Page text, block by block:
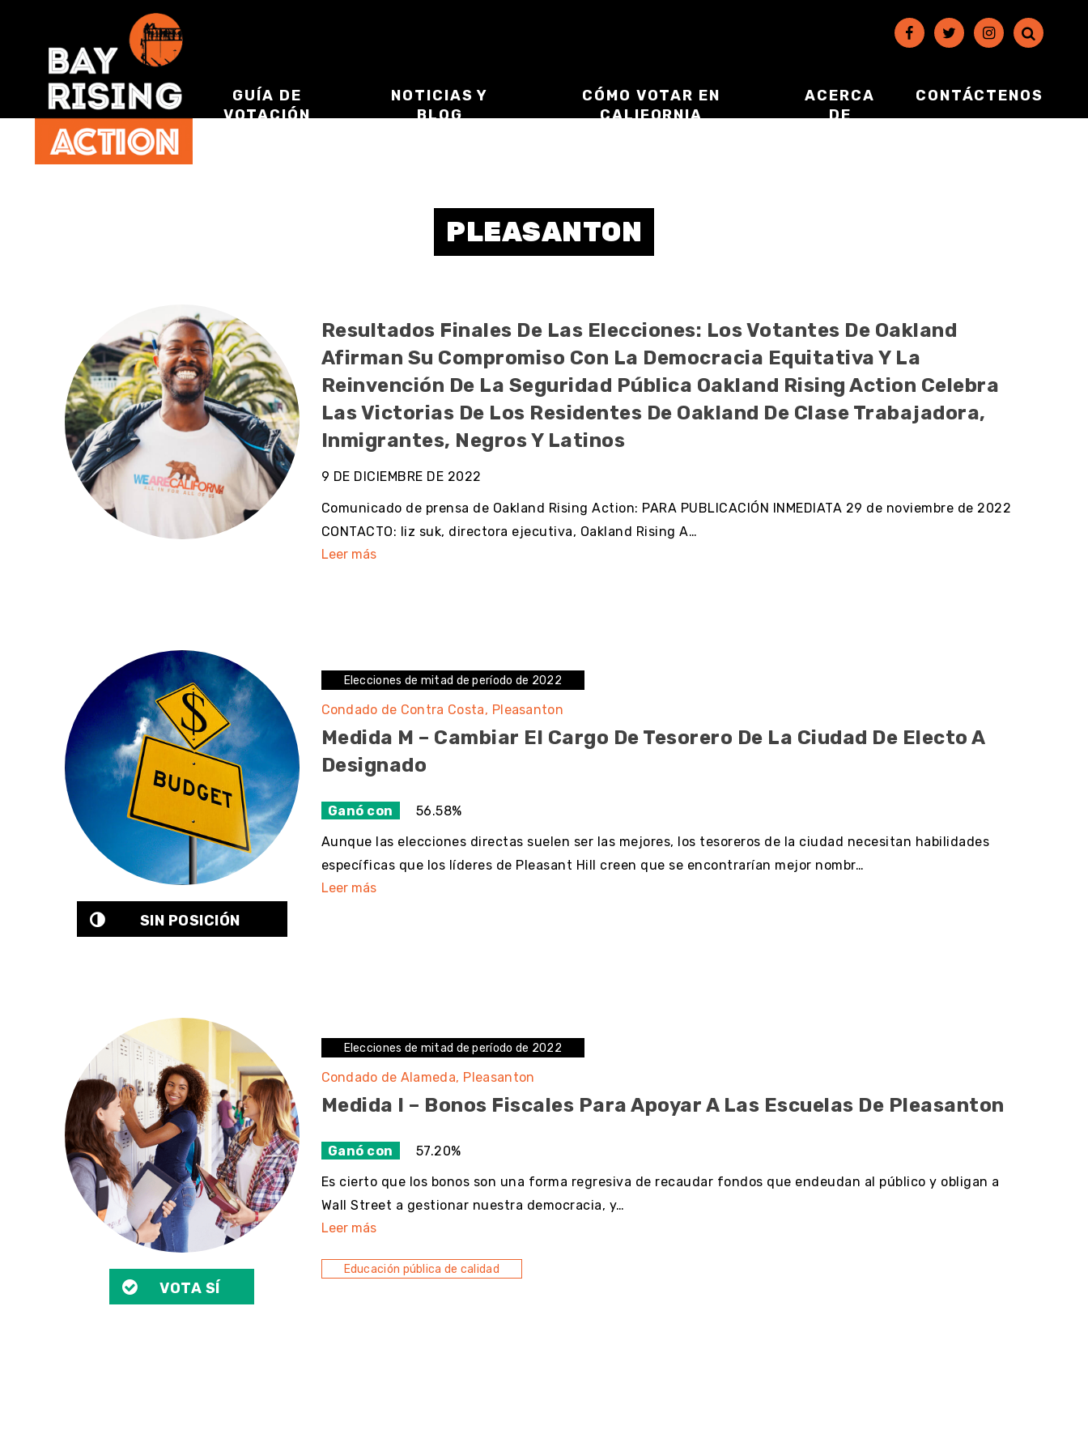
GUÍA DE
VOTACIÓN
NOTICIAS Y
BLOG
CÓMO VOTAR EN
CALIFORNIA
ACERCA
DE
CONTÁCTENOS
PLEASANTON
Resultados Finales De Las Elecciones: Los Votantes De Oakland
Afirman Su Compromiso Con La Democracia Equitativa Y La
Reinvención De La Seguridad Pública Oakland Rising Action Celebra
Las Victorias De Los Residentes De Oakland De Clase Trabajadora,
Inmigrantes, Negros Y Latinos
9 DE DICIEMBRE DE 2022
Comunicado de prensa de Oakland Rising Action: PARA PUBLICACIÓN INMEDIATA 29 de noviembre de 2022
CONTACTO: liz suk, directora ejecutiva, Oakland Rising A…
Leer más
SIN POSICIÓN
Elecciones de mitad de período de 2022
Condado de Contra Costa Pleasanton
Medida M – Cambiar El Cargo De Tesorero De La Ciudad De Electo A
Designado
Ganó con 56.58%
Aunque las elecciones directas suelen ser las mejores, los tesoreros de la ciudad necesitan habilidades
específicas que los líderes de Pleasant Hill creen que se encontrarían mejor nombr…
Leer más
VOTA SÍ
Elecciones de mitad de período de 2022
Condado de Alameda Pleasanton
Medida I – Bonos Fiscales Para Apoyar A Las Escuelas De Pleasanton
Ganó con 57.20%
Es cierto que los bonos son una forma regresiva de recaudar fondos que endeudan al público y obligan a
Wall Street a gestionar nuestra democracia, y…
Leer más
Educación pública de calidad